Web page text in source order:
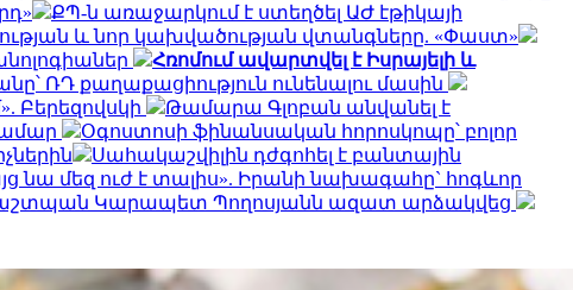
ՔՊ-ն առաջարկում է ստեղծել ԱԺ էթիկայի
և նոր կախվածության վտանգները. «Փաստ»
Հռոմում ավարտվել է Իսրայելի և
ՌԴ քաղաքացիություն ունենալու մասին
Բերեզովսկի
Թամարա Գլոբան անվանել է
Օգոստոսի ֆինանսական հորոսկոպը՝ բոլոր
Սահակաշվիլին դժգոհել է բանտային
նա մեզ ուժ է տալիս». Իրանի նախագահը` հոգևոր
Կարապետ Պողոսյանն ազատ արձակվեց